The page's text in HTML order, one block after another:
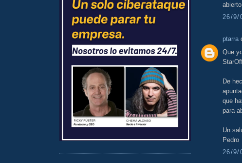
26/9/
ptarra
Que
De
que
para
Un
Pedro
26/9/